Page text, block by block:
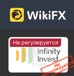
Не регулируется
0
1
20